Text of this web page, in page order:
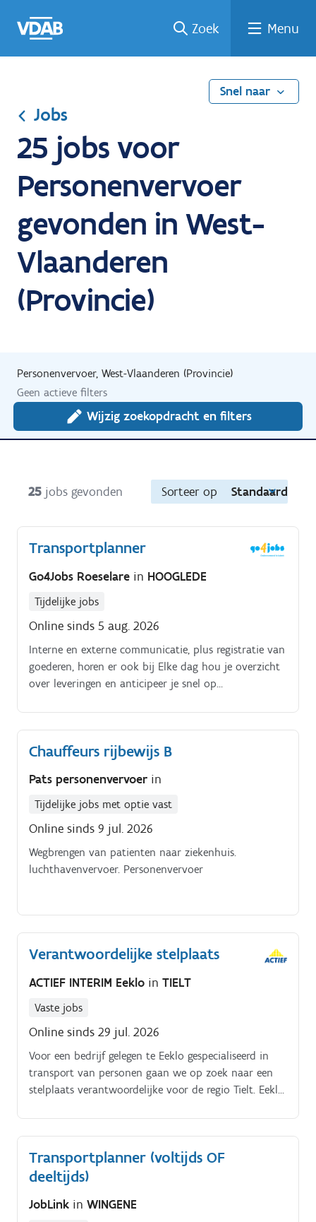
naar
een
een
job
naar
Zoek Menu
Snel naar
Jobs
25 jobs voor
Personenvervoer
gevonden in West-
Vlaanderen
(Provincie)
Personenvervoer, West-Vlaanderen (Provincie)
Geen actieve filters
Wijzig zoekopdracht en filters
25 jobs gevonden Sorteer op Standaard
Transportplanner
Go4Jobs Roeselare in HOOGLEDE
Tijdelijke jobs
Online sinds 5 aug. 2026
Interne en externe communicatie, plus registratie van
goederen, horen er ook bij Elke dag hou je overzicht
over leveringen en anticipeer je snel op
klanten en collega’s Interesse in deze rol?
Chauffeurs rijbewijs B
Pats personenvervoer in
Tijdelijke jobs met optie vast
Online sinds 9 jul. 2026
Wegbrengen van patienten naar ziekenhuis.
luchthavenvervoer. Personenvervoer
Verantwoordelijke stelplaats
ACTIEF INTERIM Eeklo in TIELT
Vaste jobs
Online sinds 29 jul. 2026
Voor een bedrijf gelegen te Eeklo gespecialiseerd in
transport van personen gaan we op zoek naar een
stelplaats verantwoordelijke voor de regio Tielt. Eeklo
afhandelen van (vervoers)documenten.
Transportplanner (voltijds OF
deeltijds)
JobLink in WINGENE